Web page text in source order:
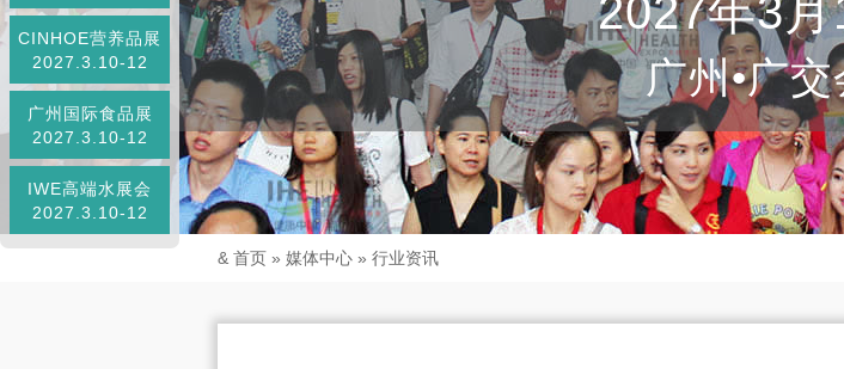
2027年3
广州•广
CINHOE营养品展
2027.3.10-12
广州国际食品展
2027.3.10-12
IWE高端水展会
2027.3.10-12
& 首页 » 媒体中心 » 行业资讯